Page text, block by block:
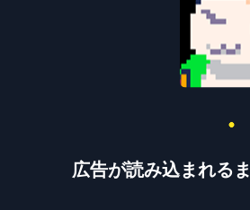
広告が読み込まれる